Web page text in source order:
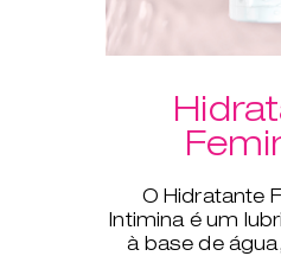
O Hidratante
Intimina é um
à base de